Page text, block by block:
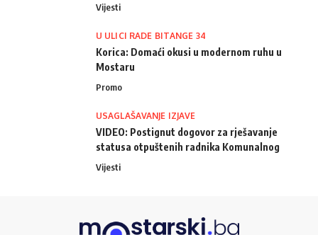
Vijesti
U ULICI RADE BITANGE 34
Korica: Domaći okusi u modernom ruhu u
Mostaru
Promo
USAGLAŠAVANJE IZJAVE
VIDEO: Postignut dogovor za rješavanje
statusa otpuštenih radnika Komunalnog
Vijesti